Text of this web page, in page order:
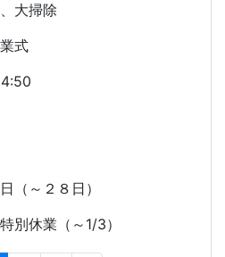
大掃除
式
（～２８日）
別休業（～ 1/3）